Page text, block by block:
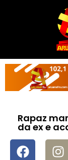
Rapaz
da ex e